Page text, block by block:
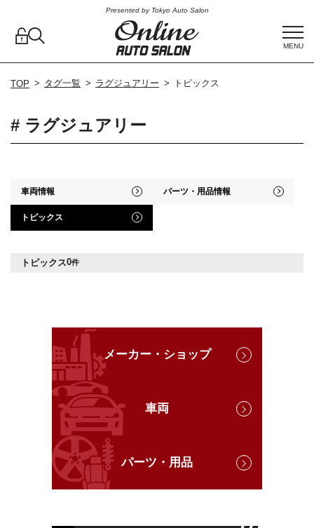
Presented by Tokyo Auto Salon
MENU
TOP タグ一覧 ラグジュアリー トピックス
# ラグジュアリー
車両情報 パーツ・用品情報
トピックス
トピックス0件
メーカー・ショップ
車両
パーツ・用品